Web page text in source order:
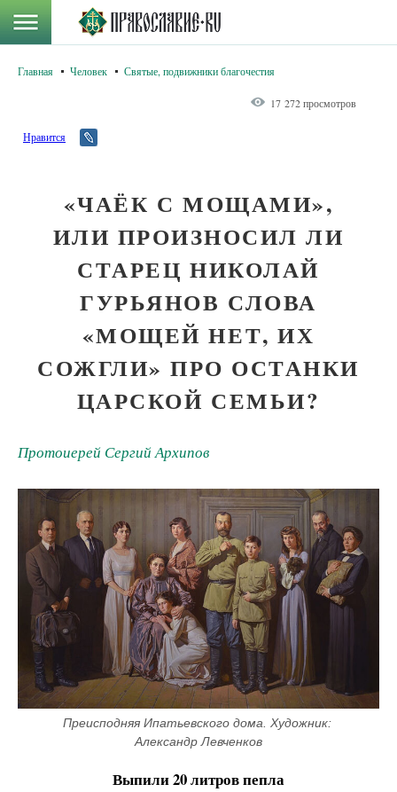
Главная Человек Святые, подвижники благочестия
17 272 просмотров
Нравится
«ЧАЁК С МОЩАМИ»,
ИЛИ ПРОИЗНОСИЛ ЛИ
СТАРЕЦ НИКОЛАЙ
ГУРЬЯНОВ СЛОВА
«МОЩЕЙ НЕТ, ИХ
СОЖГЛИ» ПРО ОСТАНКИ
ЦАРСКОЙ СЕМЬИ?
Протоиерей Сергий Архипов
Преисподняя Ипатьевского дома. Художник:
Александр Левченков
Выпили 20 литров пепла